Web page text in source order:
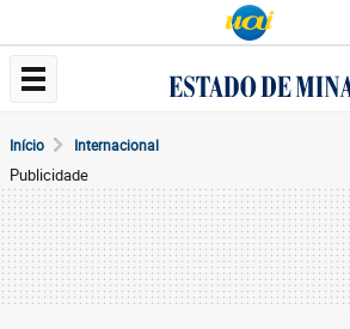
Início Internacional
Publicidade